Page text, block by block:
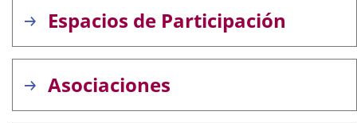
Espacios de Participación
Asociaciones